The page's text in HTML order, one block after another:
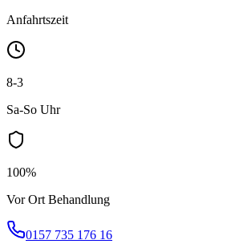
Anfahrtszeit
8-3
Sa-So Uhr
100%
Vor Ort Behandlung
0157 735 176 16